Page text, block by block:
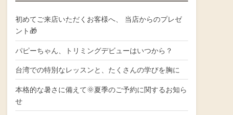
初めてご来店いただくお客様へ、 当店からのプレゼ
ント🎁
パピーちゃん、トリミングデビューはいつから？
台湾での特別なレッスンと、たくさんの学びを胸に
本格的な暑さに備えて🌞夏季のご予約に関するお知ら
せ